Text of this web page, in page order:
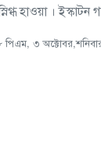
হাওয়া ।
৩